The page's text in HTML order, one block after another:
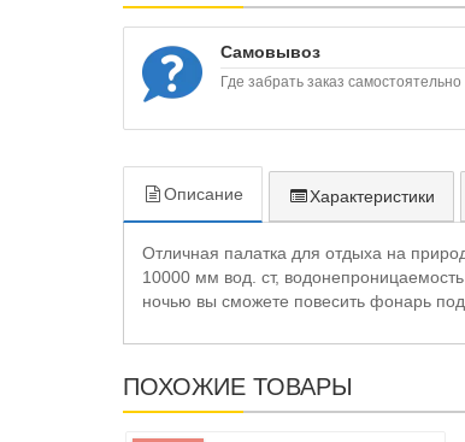
Самовывоз
Где забрать заказ самостоятельно
Описание Характеристики
Отличная палатка для отдыха на
10000 мм вод. ст,
ночью вы сможете повесить фонарь
ПОХОЖИЕ ТОВАРЫ